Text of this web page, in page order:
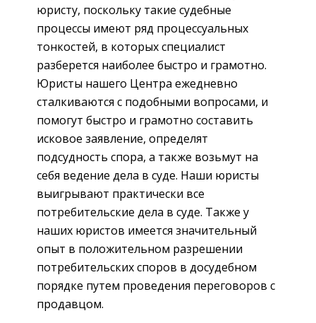
юристу, поскольку такие судебные
процессы имеют ряд процессуальных
тонкостей, в которых специалист
разберется наиболее быстро и грамотно.
Юристы нашего Центра ежедневно
сталкиваются с подобными вопросами, и
помогут быстро и грамотно составить
исковое заявление, определят
подсудность спора, а также возьмут на
себя ведение дела в суде. Наши юристы
выигрывают практически все
потребительские дела в суде. Также у
наших юристов имеется значительный
опыт в положительном разрешении
потребительских споров в досудебном
порядке путем проведения переговоров с
продавцом.